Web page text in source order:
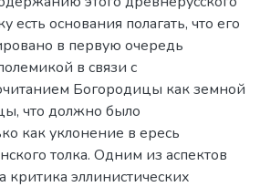
есть основания полагать, что его
в первую очередь
в связи с
Богородицы как земной
что должно было
как уклонение в ересь
толка. Одним из аспектов
критика эллинистических